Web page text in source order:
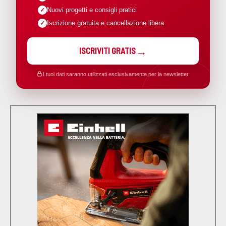
Nuovi progetti e consigli pratici
Iscrizione gratuita e cancellazione libera
ISCRIVITI GRATIS
I tuoi dati saranno utilizzati esclusivamente per la newsletter.